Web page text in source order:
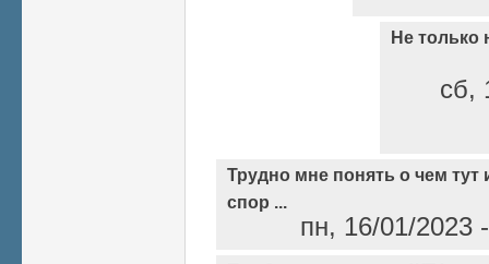
Не только
сб,
Трудно мне понять о чем тут
спор ...
пн, 16/01/